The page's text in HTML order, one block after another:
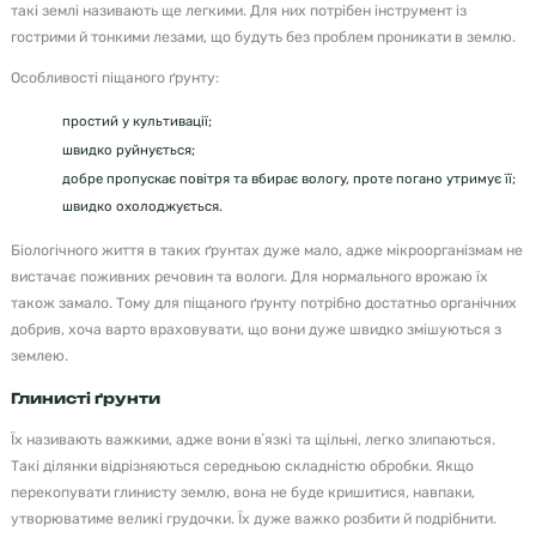
такі землі називають ще легкими. Для них потрібен інструмент із
гострими й тонкими лезами, що будуть без проблем проникати в землю.
Особливості піщаного ґрунту:
простий у культивації;
швидко руйнується;
добре пропускає повітря та вбирає вологу, проте погано утримує її;
швидко охолоджується.
Біологічного життя в таких ґрунтах дуже мало, адже мікроорганізмам не
вистачає поживних речовин та вологи. Для нормального врожаю їх
також замало. Тому для піщаного ґрунту потрібно достатньо органічних
добрив, хоча варто враховувати, що вони дуже швидко змішуються з
землею.
Глинисті ґрунти
Їх називають важкими, адже вони вʼязкі та щільні, легко злипаються.
Такі ділянки відрізняються середньою складністю обробки. Якщо
перекопувати глинисту землю, вона не буде кришитися, навпаки,
утворюватиме великі грудочки. Їх дуже важко розбити й подрібнити.